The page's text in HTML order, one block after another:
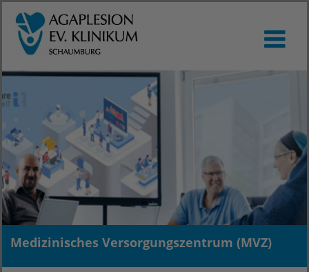
Medizinisches Versorgungszentrum (MVZ)